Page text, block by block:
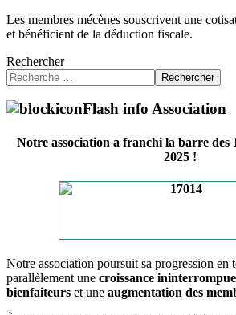
Les membres mécènes souscrivent une
et bénéficient de la déduction fiscale.
Rechercher
Rechercher
Flash info Association
Notre association a franchi la barre des
2025 !
Notre association poursuit sa progression en
parallèlement une croissance
bienfaiteurs et une augmentation des